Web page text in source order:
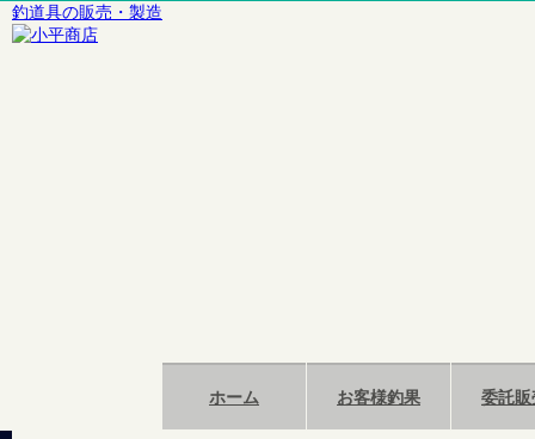
釣道具の販売・製造
ホーム お客様釣果 委託販